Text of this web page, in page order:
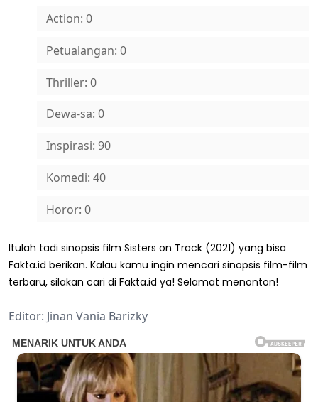
Action: 0
Petualangan: 0
Thriller: 0
Dewa-sa: 0
Inspirasi: 90
Komedi: 40
Horor: 0
Itulah tadi sinopsis film Sisters on Track (2021) yang bisa
Fakta.id berikan. Kalau kamu ingin mencari sinopsis film-film
terbaru, silakan cari di Fakta.id ya! Selamat menonton!
Editor: Jinan Vania Barizky